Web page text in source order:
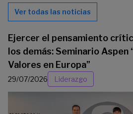
Ver todas las noticias
Ejercer el pensamiento
los demás: Seminario Aspen
Valores en Europa”
29/07/2026 Liderazgo